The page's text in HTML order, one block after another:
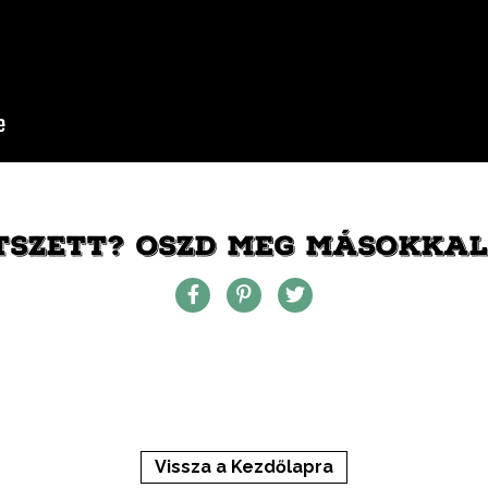
OSZD MEG
Vissza a Kezdőlapra